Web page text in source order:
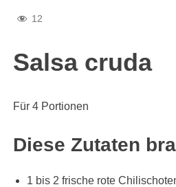
12
Salsa cruda
Für 4 Portionen
Diese Zutaten
1 bis 2 frische rote